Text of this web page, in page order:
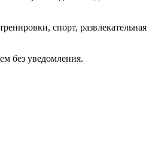
спорт, развлекательная
без уведомления.